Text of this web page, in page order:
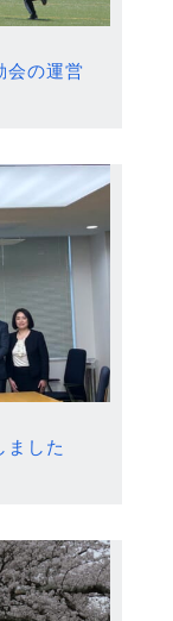
会の運営
ました